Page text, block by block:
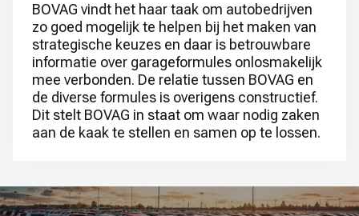
BOVAG vindt het haar taak om autobedrijven
zo goed mogelijk te helpen bij het maken van
strategische keuzes en daar is betrouwbare
informatie over garageformules onlosmakelijk
mee verbonden. De relatie tussen BOVAG en
de diverse formules is overigens constructief.
Dit stelt BOVAG in staat om waar nodig zaken
aan de kaak te stellen en samen op te lossen.